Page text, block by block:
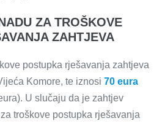
ZA TROŠKOVE
ZAHTJEVA
postupka rješavanja zahtjeva
Komore, te iznosi 70 eura
U slučaju da je zahtjev
troškove postupka rješavanja